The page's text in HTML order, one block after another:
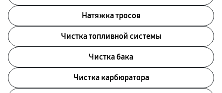
Натяжка тросов
Чистка топливной системы
Чистка бака
Чистка карбюратора